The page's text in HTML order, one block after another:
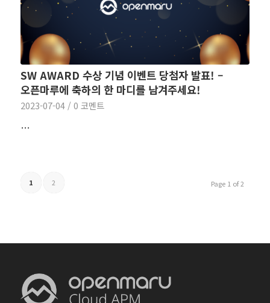
SW AWARD 수상 기념 이벤트 당첨자 발표! –
오픈마루에 축하의 한 마디를 남겨주세요!
2023-07-04 / 0 코멘트
…
Page 1 of 2
1 2